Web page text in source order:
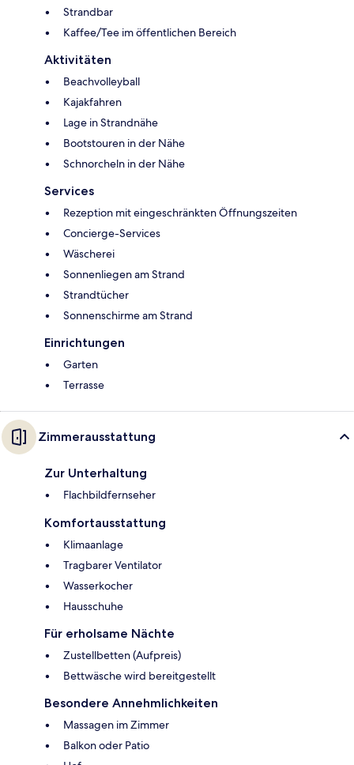
Strandbar
Kaffee/Tee im öffentlichen Bereich
Aktivitäten
Beachvolleyball
Kajakfahren
Lage in Strandnähe
Bootstouren in der Nähe
Schnorcheln in der Nähe
Services
Rezeption mit eingeschränkten Öffnungszeiten
Concierge-Services
Wäscherei
Sonnenliegen am Strand
Strandtücher
Sonnenschirme am Strand
Einrichtungen
Garten
Terrasse
Zimmerausstattung
Zur Unterhaltung
Flachbildfernseher
Komfortausstattung
Klimaanlage
Tragbarer Ventilator
Wasserkocher
Hausschuhe
Für erholsame Nächte
Zustellbetten (Aufpreis)
Bettwäsche wird bereitgestellt
Besondere Annehmlichkeiten
Massagen im Zimmer
Balkon oder Patio